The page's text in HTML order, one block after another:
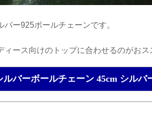
ー925ボールチェーンです。
ース向けのトップに合わせるのがおス
バーボールチェーン 45cm シルバ